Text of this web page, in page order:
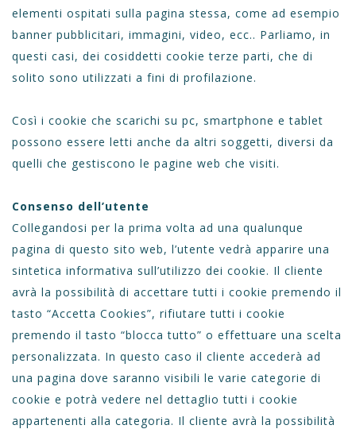
elementi ospitati sulla pagina stessa, come ad esempio
banner pubblicitari, immagini, video, ecc.. Parliamo, in
questi casi, dei cosiddetti cookie terze parti, che di
solito sono utilizzati a fini di profilazione.
Così i cookie che scarichi su pc, smartphone e tablet
possono essere letti anche da altri soggetti, diversi da
quelli che gestiscono le pagine web che visiti.
Consenso dell’utente
Collegandosi per la prima volta ad una qualunque
pagina di questo sito web, l’utente vedrà apparire una
sintetica informativa sull’utilizzo dei cookie. Il cliente
avrà la possibilità di accettare tutti i cookie premendo il
tasto “Accetta Cookies”, rifiutare tutti i cookie
premendo il tasto “blocca tutto” o effettuare una scelta
personalizzata. In questo caso il cliente accederà ad
una pagina dove saranno visibili le varie categorie di
cookie e potrà vedere nel dettaglio tutti i cookie
appartenenti alla categoria. Il cliente avrà la possibilità